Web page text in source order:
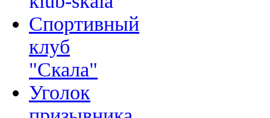
Спортивный
клуб
"Скала"
Уголок